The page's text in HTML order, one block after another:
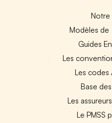
Notre
Modèles de
Guides
Les
Les codes
Base
Les
Le PMSS